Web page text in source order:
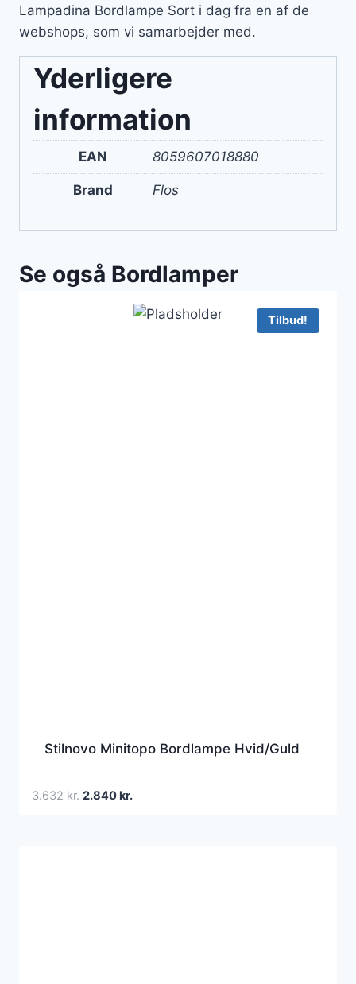
Lampadina Bordlampe Sort i dag fra en af de
webshops, som vi samarbejder med.
Yderligere
information
EAN 8059607018880
Brand Flos
Se også Bordlamper
Tilbud!
Stilnovo Minitopo Bordlampe Hvid/Guld
3.632kr. Den
2.840kr.Den